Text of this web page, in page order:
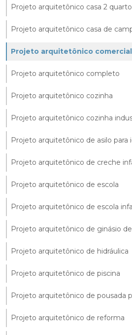
Projeto arquitetônico casa 2
Projeto arquitetônico casa de
Projeto arquitetônico comercial
Projeto arquitetônico completo
Projeto arquitetônico cozinha
Projeto arquitetônico cozinha
Projeto arquitetônico de asilo para
Projeto arquitetônico de creche
Projeto arquitetônico de escola
Projeto arquitetônico de escola
Projeto arquitetônico de ginásio
Projeto arquitetônico de hidráulica
Projeto arquitetônico de piscina
Projeto arquitetônico de pousada
Projeto arquitetônico de reforma